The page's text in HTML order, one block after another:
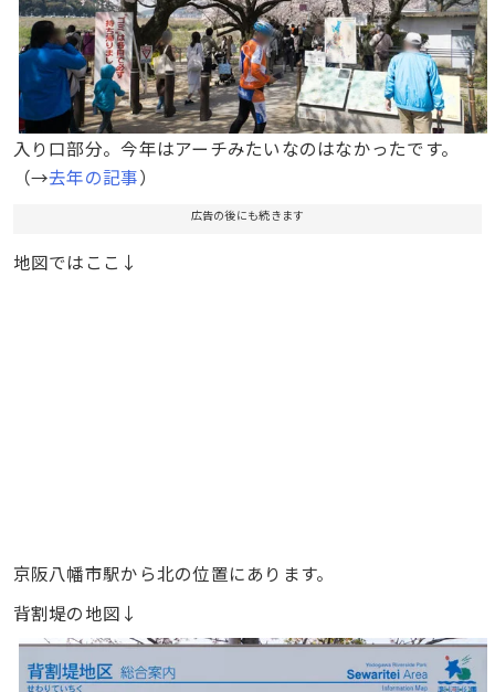
入り口部分。今年はアーチみたいなのはなかったです。
（→去年の記事）
広告の後にも続きます
地図ではここ↓
京阪八幡市駅から北の位置にあります。
背割堤の地図↓